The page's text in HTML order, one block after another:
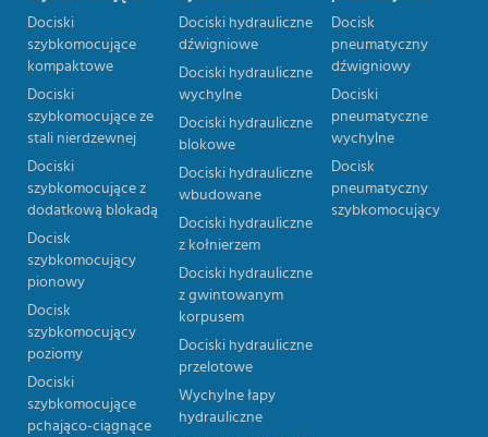
Dociski
szybkomocujące
kompaktowe
Dociski
szybkomocujące ze
stali nierdzewnej
Dociski
szybkomocujące z
dodatkową blokadą
Docisk
szybkomocujący
pionowy
Docisk
szybkomocujący
poziomy
Dociski
szybkomocujące
pchająco-ciągnące
Dociski hydrauliczne
dźwigniowe
Dociski hydrauliczne
wychylne
Dociski hydrauliczne
blokowe
Dociski hydrauliczne
wbudowane
Dociski hydrauliczne
z kołnierzem
Dociski hydrauliczne
z gwintowanym
korpusem
Dociski hydrauliczne
przelotowe
Wychylne łapy
hydrauliczne
Docisk
pneumatyczny
dźwigniowy
Dociski
pneumatyczne
wychylne
Docisk
pneumatyczny
szybkomocujący